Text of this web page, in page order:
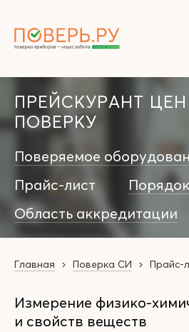
ПРЕЙСКУРАНТ
ПОВЕРКУ
Поверяемое
Прайс-лист
Область аккредитации
Главная Поверка СИ Прайс-
Измерение физико-
и свойств веществ